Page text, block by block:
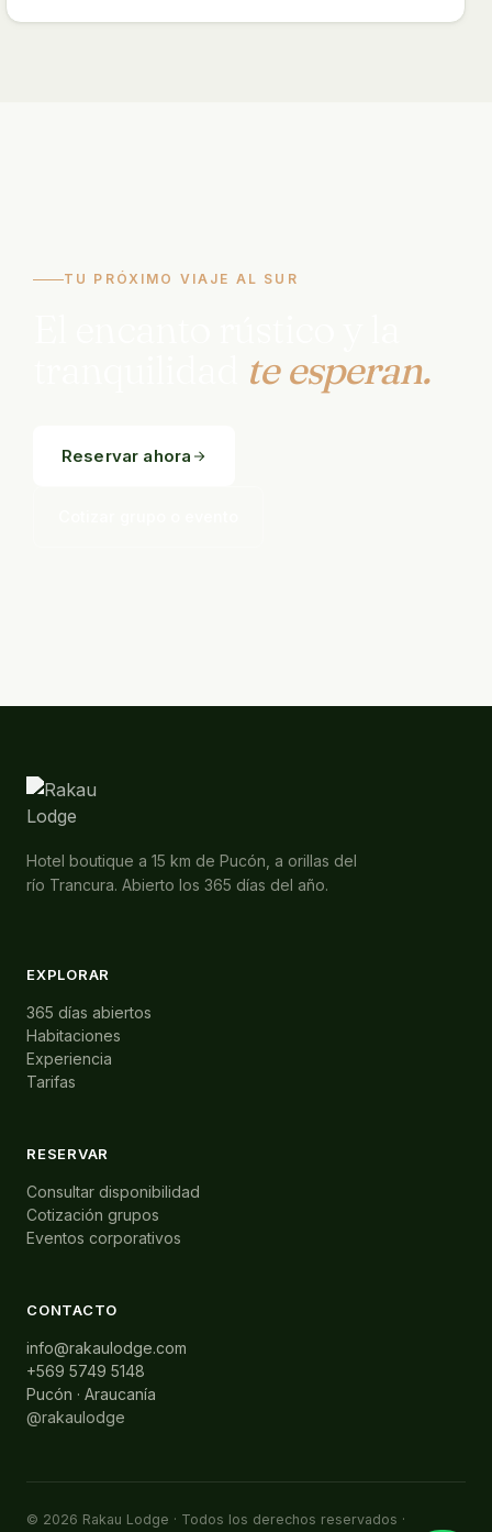
TU PRÓXIMO VIAJE AL SUR
te esperan.
Reservar ahora
Hotel boutique a 15 km de Pucón, a orillas del
río Trancura. Abierto los 365 días del año.
EXPLORAR
365 días abiertos
Habitaciones
Experiencia
Tarifas
RESERVAR
Consultar disponibilidad
Cotización grupos
Eventos corporativos
CONTACTO
info@rakaulodge.com
+569 5749 5148
Pucón · Araucanía
@rakaulodge
© 2026 Rakau Lodge · Todos los derechos reservados ·